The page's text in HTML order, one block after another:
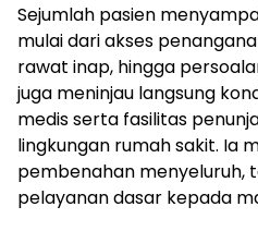
Sejumlah pasien
mulai dari akses
rawat inap, hingga
juga meninjau langsung
medis serta fasilitas
lingkungan rumah sakit. Ia
pembenahan menyeluruh,
pelayanan dasar kepada